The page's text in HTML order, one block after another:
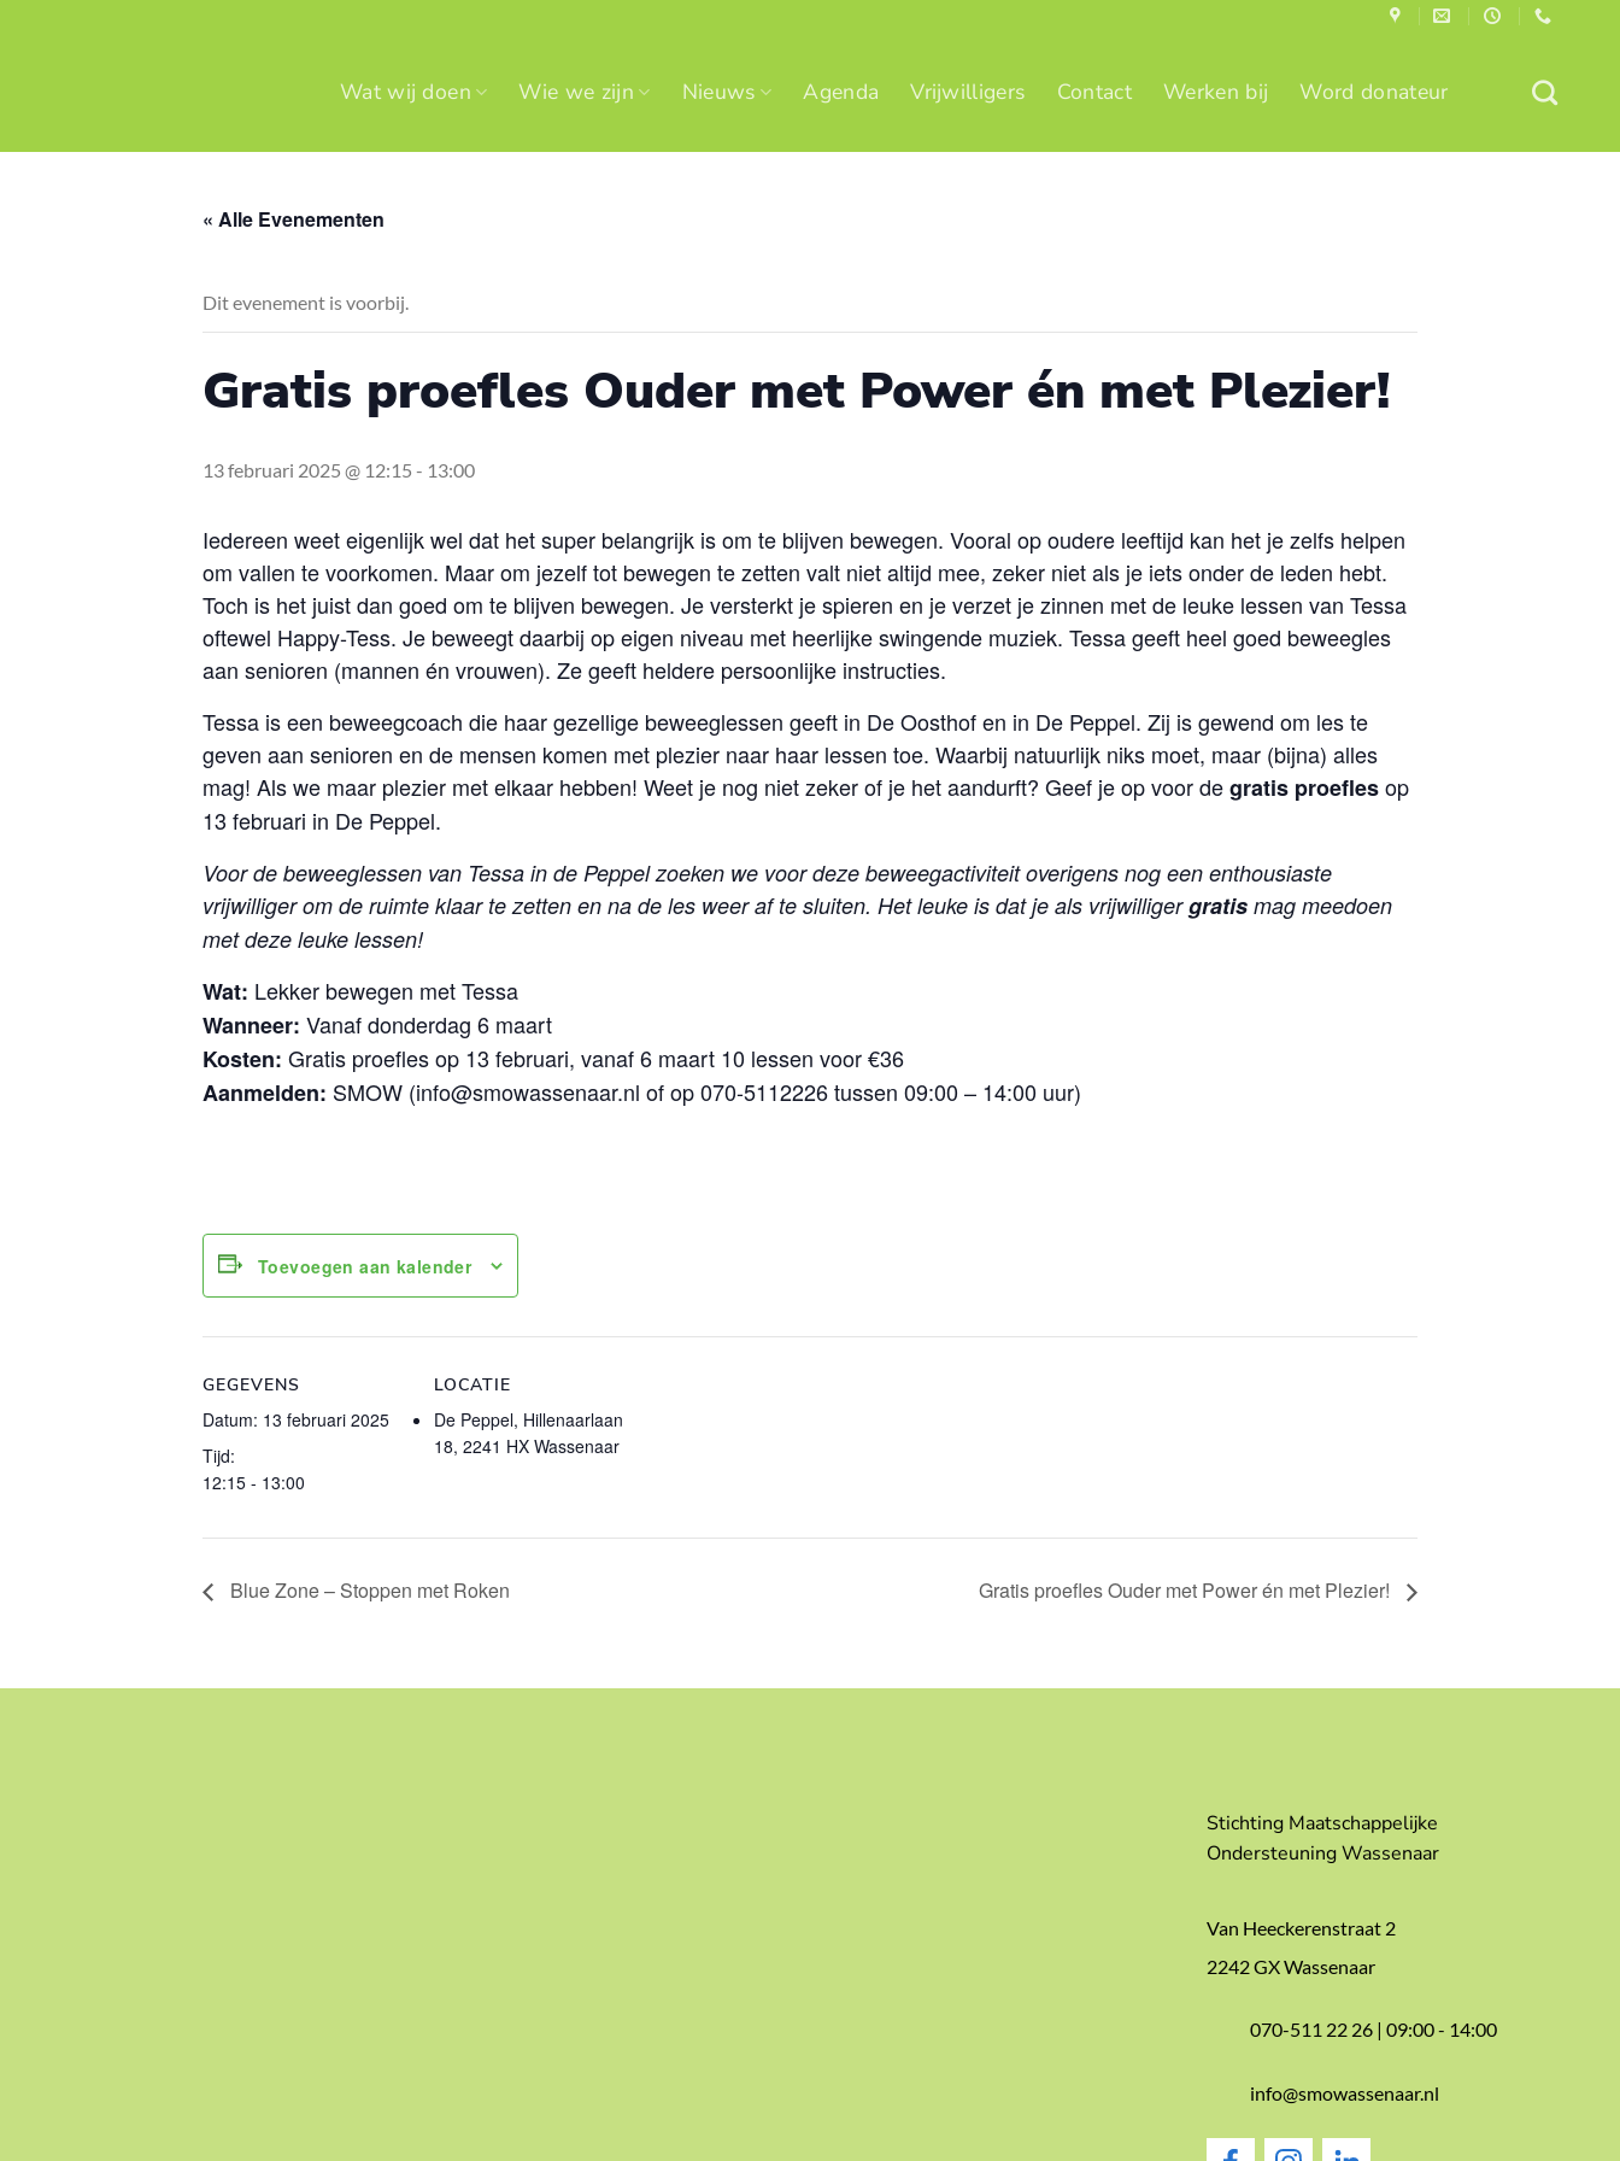
Wat wij doen Wie we zijn Nieuws Agenda Vrijwilligers Contact Werken bij Word donateur
« Alle Evenementen
Dit evenement is voorbij.
Gratis proefles Ouder met Power én met Plezier!
13 februari 2025 @ 12:15 - 13:00
Iedereen weet eigenlijk wel dat het super belangrijk is om te blijven bewegen. Vooral op oudere leeftijd kan het je zelfs helpen
om vallen te voorkomen. Maar om jezelf tot bewegen te zetten valt niet altijd mee, zeker niet als je iets onder de leden hebt.
Toch is het juist dan goed om te blijven bewegen. Je versterkt je spieren en je verzet je zinnen met de leuke lessen van Tessa
oftewel Happy-Tess. Je beweegt daarbij op eigen niveau met heerlijke swingende muziek. Tessa geeft heel goed beweegles
aan senioren (mannen én vrouwen). Ze geeft heldere persoonlijke instructies.
Tessa is een beweegcoach die haar gezellige beweeglessen geeft in De Oosthof en in De Peppel. Zij is gewend om les te
geven aan senioren en de mensen komen met plezier naar haar lessen toe. Waarbij natuurlijk niks moet, maar (bijna) alles
mag! Als we maar plezier met elkaar hebben! Weet je nog niet zeker of je het aandurft? Geef je op voor degratis proeflesop
13 februari in De Peppel.
Voor de beweeglessen van Tessa in de Peppel zoeken we voor deze beweegactiviteit overigens nog een enthousiaste
vrijwilliger om de ruimte klaar te zetten en na de les weer af te sluiten. Het leuke is dat je als vrijwilligergratis mag meedoen
met deze leuke lessen!
Wat: Lekker bewegen met Tessa
Wanneer: Vanaf donderdag 6 maart
Kosten: Gratis proefles op 13 februari, vanaf 6 maart 10 lessen voor €36
Aanmelden: SMOW (info@smowassenaar.nl of op 070-5112226 tussen 09:00 – 14:00 uur)
Toevoegen aan kalender
GEGEVENS
Datum: 13 februari 2025
Tijd:
12:15 - 13:00
LOCATIE
De Peppel, Hillenaarlaan
18, 2241 HX Wassenaar
Blue Zone – Stoppen met Roken Gratis proefles Ouder met Power én met Plezier!
Stichting Maatschappelijke
Ondersteuning Wassenaar
Van Heeckerenstraat 2
2242 GX Wassenaar
070-511 22 26 |09:00 - 14:00
info@smowassenaar.nl